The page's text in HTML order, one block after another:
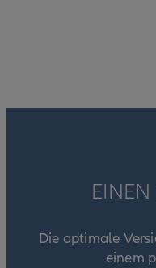
EINEN
Die optimale
einem